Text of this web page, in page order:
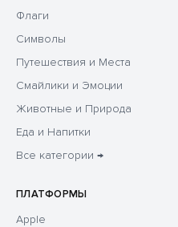
Флаги
Символы
Путешествия и Места
Смайлики и Эмоции
Животные и Природа
Еда и Напитки
Все категории →
ПЛАТФОРМЫ
Apple